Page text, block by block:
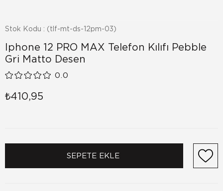
Stok Kodu (tlf-mt-ds-12pm-03)
Iphone 12 PRO MAX Telefon Kılıfı Pebble
Gri Matto Desen
0.0
₺410,95